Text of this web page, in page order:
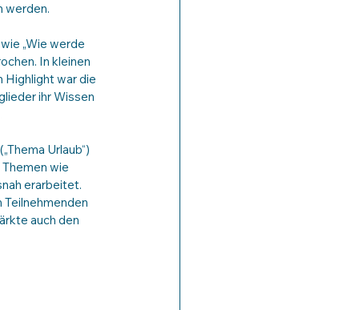
werden.
„Wie werde
In kleinen
Highlight war die
ihr Wissen
Urlaub“)
wie
erarbeitet.
Teilnehmenden
auch den